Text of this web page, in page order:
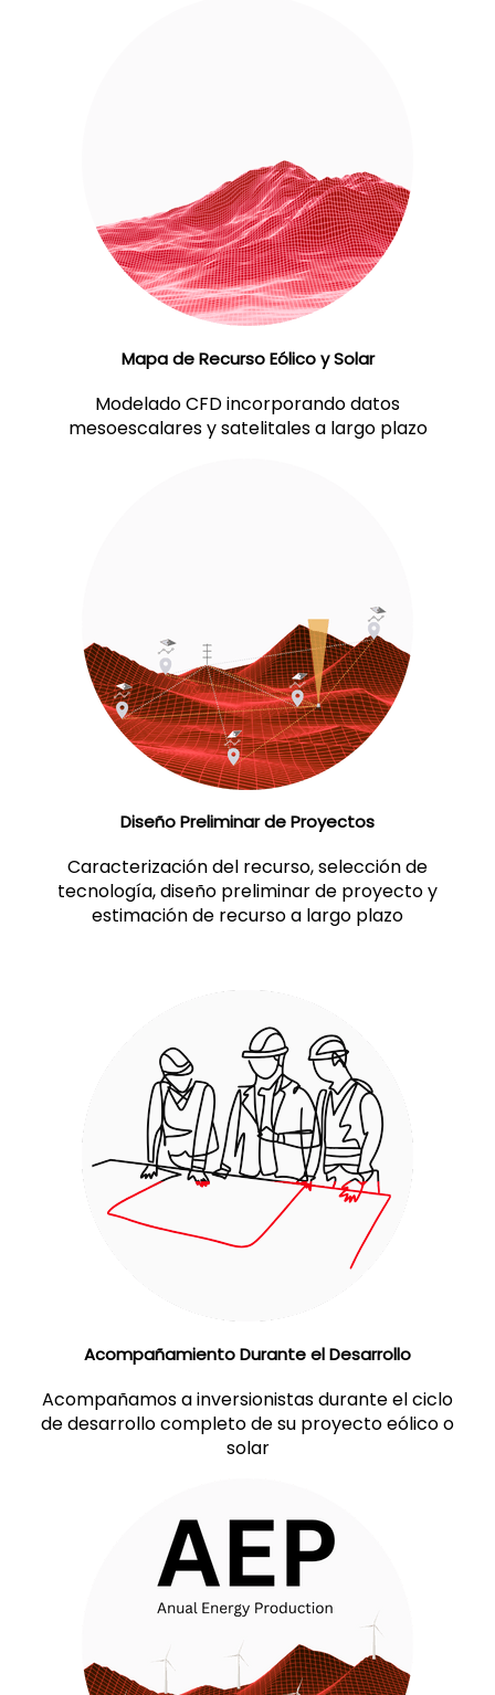
Mapa de Recurso Eólico y Solar
Modelado CFD incorporando datos
mesoescalares y satelitales a largo plazo
Diseño Preliminar de Proyectos
Caracterización del recurso, selección de
tecnología, diseño preliminar de proyecto y
estimación de recurso a largo plazo
Acompañamiento Durante el Desarrollo
Acompañamos a inversionistas durante el ciclo
de desarrollo completo de su proyecto eólico o
solar